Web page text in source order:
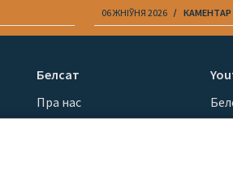
06 ЖНІЎНЯ 2026 КАМЕНТАР
Белсат
Пра нас
Кантакты